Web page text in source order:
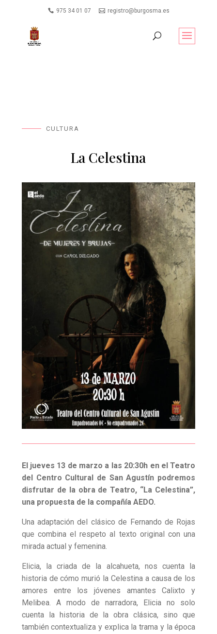
975 34 01 07 registro@burgosma.es
CULTURA
La Celestina
El jueves 13 de marzo a las 20:30h en el Teatro
del Centro Cultural de San Agustín podremos
disfrutar de la obra de Teatro, “La Celestina”,
una propuesta de la compañía AEDO.
Una adaptación del clásico de Fernando de Rojas
que combina el respeto al texto original con una
mirada actual y femenina.
Elicia, la criada de la alcahueta, nos cuenta la
historia de cómo murió la Celestina a causa de los
amores entre los jóvenes amantes Calixto y
Melibea. A modo de narradora, Elicia no solo
cuenta la historia de la obra clásica, sino que
también contextualiza y explica la trama y la época